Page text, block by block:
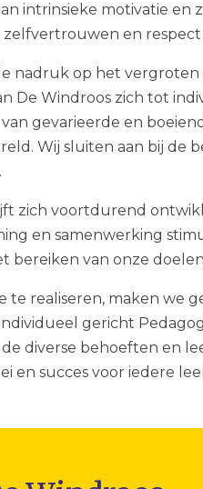
intrinsieke motivatie
en
nadruk op het vergroten
De Windroos zich tot
gevarieerde en
Wij sluiten aan bij de
zich voortdurend
en samenwerking
bereiken van onze
te realiseren, maken we
gericht
diverse behoeften en
en succes voor iedere